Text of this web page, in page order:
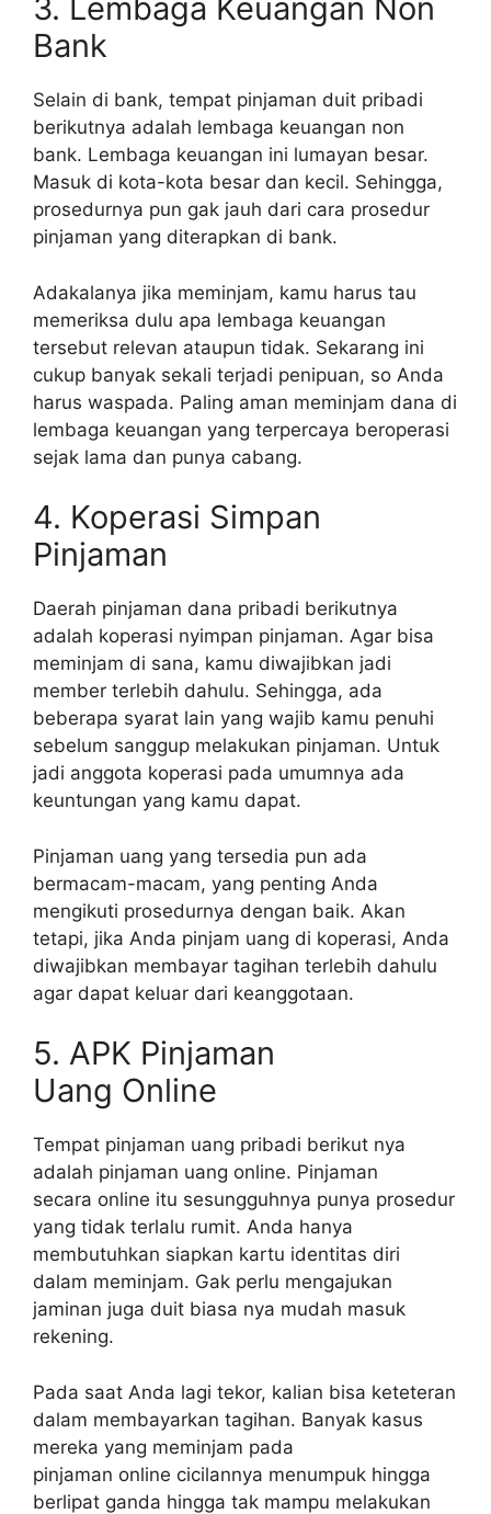
3. Lembaga Keuangan Non
Bank
Selain di bank, tempat pinjaman duit pribadi
berikutnya adalah lembaga keuangan non
bank. Lembaga keuangan ini lumayan besar.
Masuk di kota-kota besar dan kecil. Sehingga,
prosedurnya pun gak jauh dari cara prosedur
pinjaman yang diterapkan di bank.
Adakalanya jika meminjam, kamu harus tau
memeriksa dulu apa lembaga keuangan
tersebut relevan ataupun tidak. Sekarang ini
cukup banyak sekali terjadi penipuan, so Anda
harus waspada. Paling aman meminjam dana di
lembaga keuangan yang terpercaya beroperasi
sejak lama dan punya cabang.
4. Koperasi Simpan
Pinjaman
Daerah pinjaman dana pribadi berikutnya
adalah koperasi nyimpan pinjaman. Agar bisa
meminjam di sana, kamu diwajibkan jadi
member terlebih dahulu. Sehingga, ada
beberapa syarat lain yang wajib kamu penuhi
sebelum sanggup melakukan pinjaman. Untuk
jadi anggota koperasi pada umumnya ada
keuntungan yang kamu dapat.
Pinjaman uang yang tersedia pun ada
bermacam-macam, yang penting Anda
mengikuti prosedurnya dengan baik. Akan
tetapi, jika Anda pinjam uang di koperasi, Anda
diwajibkan membayar tagihan terlebih dahulu
agar dapat keluar dari keanggotaan.
5. APK Pinjaman
Uang Online
Tempat pinjaman uang pribadi berikut nya
adalah pinjaman uang online. Pinjaman
secara online itu sesungguhnya punya prosedur
yang tidak terlalu rumit. Anda hanya
membutuhkan siapkan kartu identitas diri
dalam meminjam. Gak perlu mengajukan
jaminan juga duit biasa nya mudah masuk
rekening.
Pada saat Anda lagi tekor, kalian bisa keteteran
dalam membayarkan tagihan. Banyak kasus
mereka yang meminjam pada
pinjaman online cicilannya menumpuk hingga
berlipat ganda hingga tak mampu melakukan